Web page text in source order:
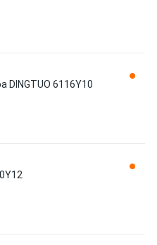
DINGTUO 6116Y10